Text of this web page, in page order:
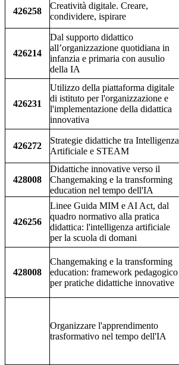
426258
Creatività digitale. Creare,
condividere, ispirare
426214
Dal supporto didattico
all’organizzazione quotidiana in
infanzia e primaria con ausulio
della IA
426231
Utilizzo della piattaforma digitale
di istituto per l'organizzazione e
l'implementazione della didattica
innovativa
426272
Strategie didattiche tra Intelligenza
Artificiale e STEAM
428008
Didattiche innovative verso il
Changemaking e la transforming
education nel tempo dell'IA
426256
Linee Guida MIM e AI Act, dal
quadro normativo alla pratica
didattica: l'intelligenza artificiale
per la scuola di domani
428008
Changemaking e la transforming
education: framework pedagogico
per pratiche didattiche innovative
Organizzare l'apprendimento
trasformativo nel tempo dell'IA